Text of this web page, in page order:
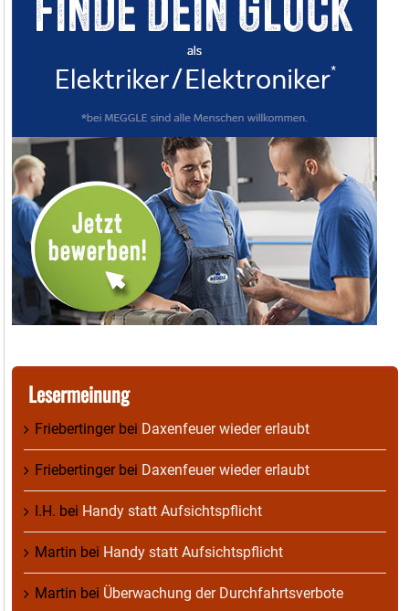
Lesermeinung
Friebertingerbei Daxenfeuer wieder erlaubt
Friebertingerbei Daxenfeuer wieder erlaubt
I.H. bei Handy statt Aufsichtspflicht
Martin bei Handy statt Aufsichtspflicht
Martin bei Überwachung der Durchfahrtsverbote